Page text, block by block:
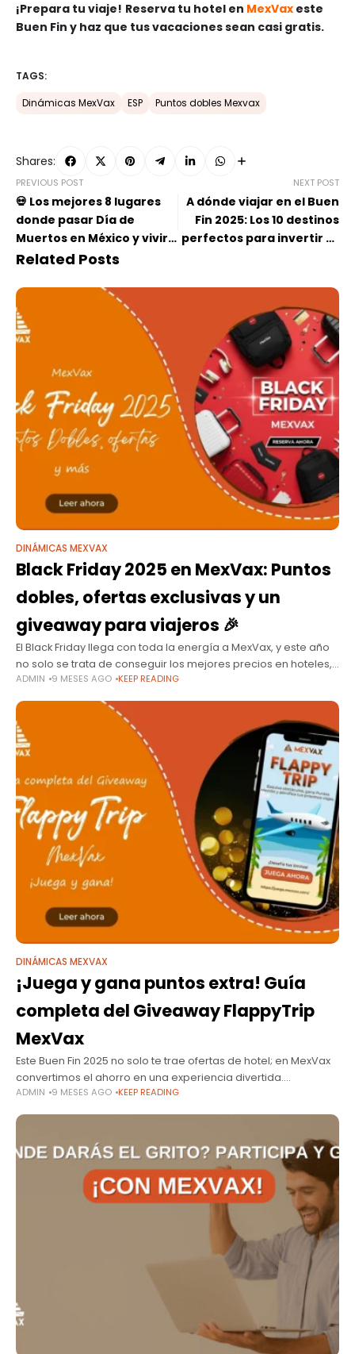
¡Prepara tu viaje! Reserva tu hotel en MexVax este
Buen Fin y haz que tus vacaciones sean casi gratis.
TAGS:
Dinámicas MexVax ESP Puntos dobles Mexvax
Shares:
PREVIOUS POST
💀 Los mejores 8 lugares
donde pasar Día de
Muertos en México y vivir
la tradición
NEXT POST
A dónde viajar en el Buen
Fin 2025: Los 10 destinos
perfectos para invertir tu
Related Posts
DINÁMICAS MEXVAX
Black Friday 2025 en MexVax: Puntos
dobles, ofertas exclusivas y un
giveaway para viajeros 🎉
El Black Friday llega con toda la energía a MexVax, y este año
no solo se trata de conseguir los mejores precios en hoteles,
sino también de acumular más beneficios
ADMIN 9 MESES AGO KEEP READING
DINÁMICAS MEXVAX
¡Juega y gana puntos extra! Guía
completa del Giveaway FlappyTrip
MexVax
Este Buen Fin 2025 no solo te trae ofertas de hotel; en MexVax
convertimos el ahorro en una experiencia divertida.
Presentamos el FlappyTrip Challenge, un minijuego donde tu
habilidad se
ADMIN 9 MESES AGO KEEP READING